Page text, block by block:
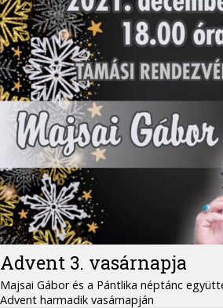
Advent 3. vasárnapja
Majsai Gábor és a Pántlika néptánc
Advent harmadik vasárnapján